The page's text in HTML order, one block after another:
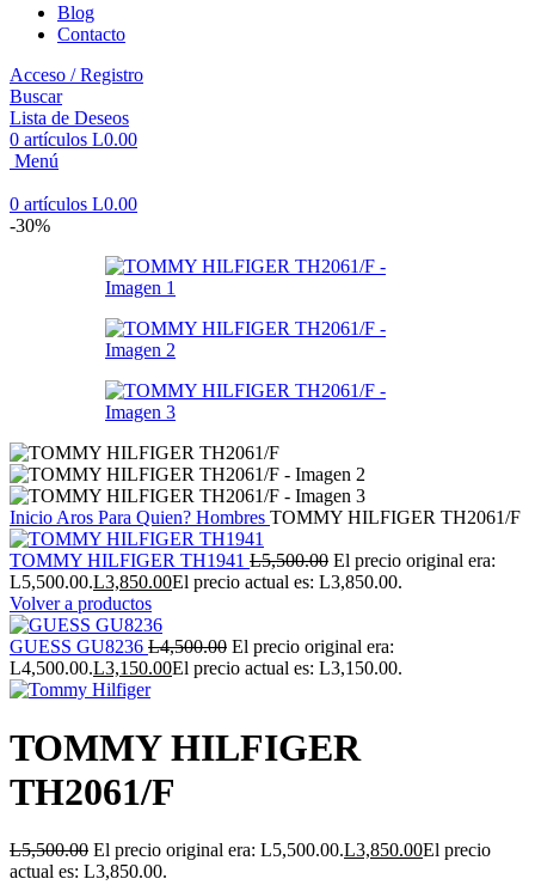
Blog
Contacto
Acceso / Registro
Buscar
Lista de Deseos
0 artículos L0.00
Menú
0 artículos L0.00
-30%
Inicio Aros Para Quien? Hombres TOMMY HILFIGER TH2061/F
TOMMY HILFIGER TH1941 L5,500.00 El precio original era:
L5,500.00.L3,850.00El precio actual es: L3,850.00.
Volver a productos
GUESS GU8236 L4,500.00 El precio original era:
L4,500.00.L3,150.00El precio actual es: L3,150.00.
TOMMY HILFIGER
TH2061/F
L5,500.00 El precio original era: L5,500.00.L3,850.00El precio
actual es: L3,850.00.